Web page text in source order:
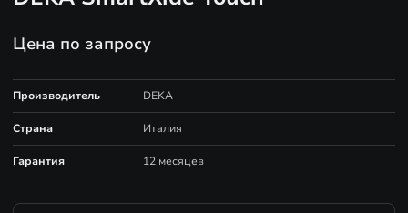
Цена по запросу
Производитель DEKA
Страна Италия
Гарантия 12 месяцев